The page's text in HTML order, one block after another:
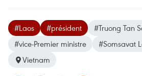
#Laos #président
#Truong Tan
#vice-Premier ministre
#Somsavat
Vietnam